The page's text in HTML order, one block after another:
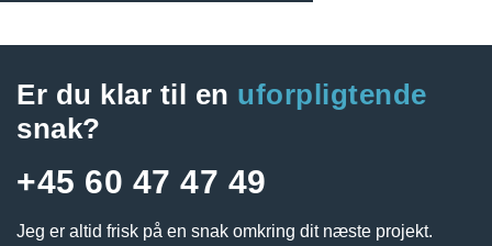
Er du klar til en uforpligtende
snak?
+45 60 47 47 49
Jeg er altid frisk på en snak omkring dit næste projekt.